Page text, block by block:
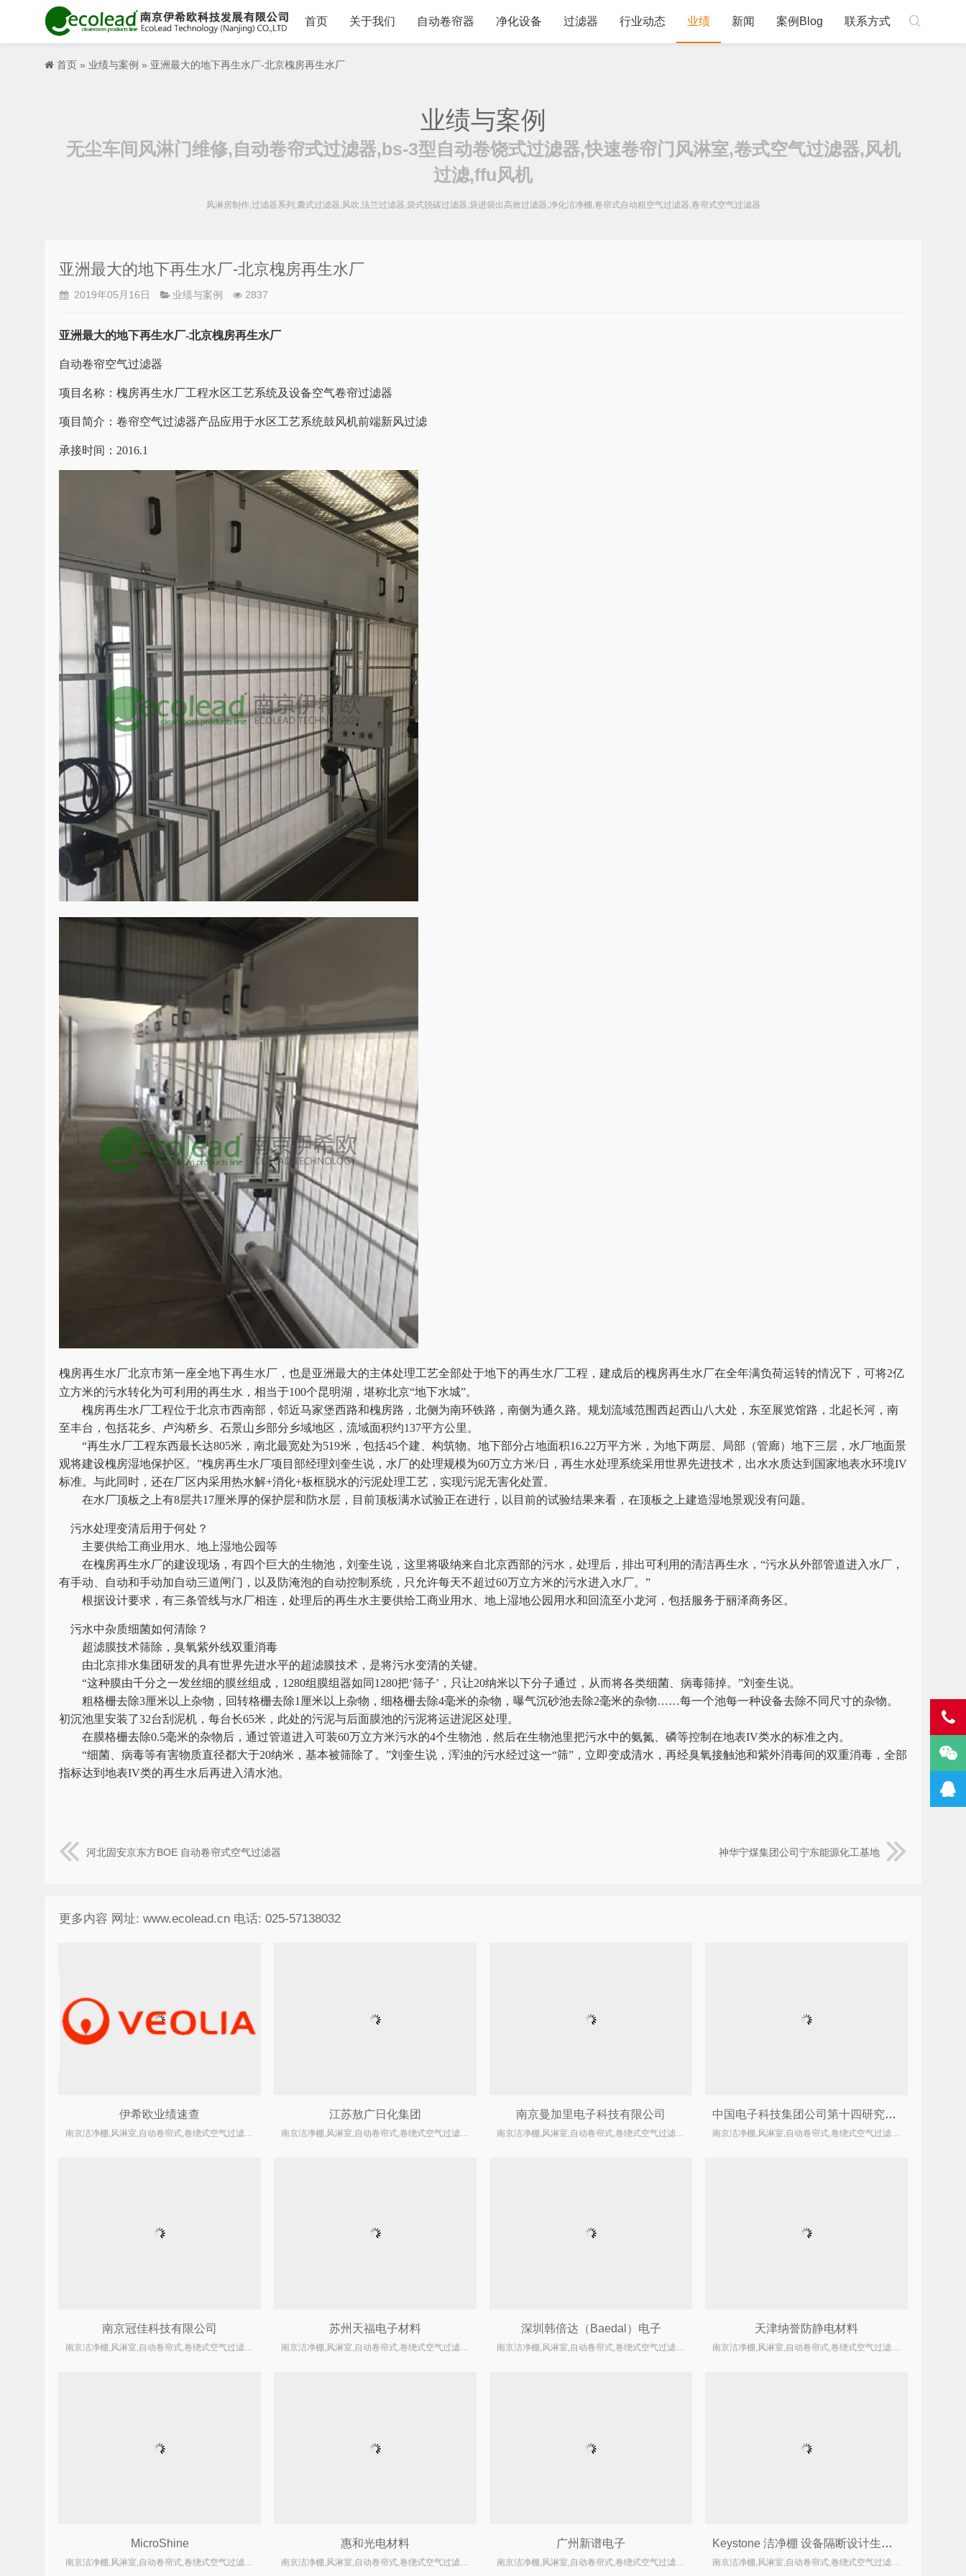

首页 关于我们 自动卷帘器 净化设备 过滤器 行业动态 业绩 新闻 案例Blog 联系方式
首页 » 业绩与案例 » 亚洲最大的地下再生水厂-北京槐房再生水厂
业绩与案例
无尘车间风淋门维修,自动卷帘式过滤器,bs-3型自动卷饶式过滤器,快速卷帘门风淋室,卷式空气过滤器,风机
过滤,ffu风机
风淋房制作,过滤器系列,囊式过滤器,风吹,法兰过滤器,袋式脱碳过滤器,袋进袋出高效过滤器,净化洁净棚,卷帘式自动粗空气过滤器,卷帘式空气过滤器
亚洲最大的地下再生水厂-北京槐房再生水厂
2019年05月16日 业绩与案例 2837
亚洲最大的地下再生水厂-北京槐房再生水厂
自动卷帘空气过滤器
项目名称：槐房再生水厂工程水区工艺系统及设备空气卷帘过滤器
项目简介：卷帘空气过滤器产品应用于水区工艺系统鼓风机前端新风过滤
承接时间：2016.1
槐房再生水厂北京市第一座全地下再生水厂，也是亚洲最大的主体处理工艺全部处于地下的再生水厂工程，建成后的槐房再生水厂在全年满负荷运转的情况下，可将2亿
立方米的污水转化为可利用的再生水，相当于100个昆明湖，堪称北京“地下水城”。
槐房再生水厂工程位于北京市西南部，邻近马家堡西路和槐房路，北侧为南环铁路，南侧为通久路。规划流域范围西起西山八大处，东至展览馆路，北起长河，南
至丰台，包括花乡、卢沟桥乡、石景山乡部分乡域地区，流域面积约137平方公里。
“再生水厂工程东西最长达805米，南北最宽处为519米，包括45个建、构筑物。地下部分占地面积16.22万平方米，为地下两层、局部（管廊）地下三层，水厂地面景
观将建设槐房湿地保护区。”槐房再生水厂项目部经理刘奎生说，水厂的处理规模为60万立方米/日，再生水处理系统采用世界先进技术，出水水质达到国家地表水环境IV
标准。与此同时，还在厂区内采用热水解+消化+板框脱水的污泥处理工艺，实现污泥无害化处置。
在水厂顶板之上有8层共17厘米厚的保护层和防水层，目前顶板满水试验正在进行，以目前的试验结果来看，在顶板之上建造湿地景观没有问题。
污水处理变清后用于何处？
主要供给工商业用水、地上湿地公园等
在槐房再生水厂的建设现场，有四个巨大的生物池，刘奎生说，这里将吸纳来自北京西部的污水，处理后，排出可利用的清洁再生水，“污水从外部管道进入水厂，
有手动、自动和手动加自动三道闸门，以及防淹泡的自动控制系统，只允许每天不超过60万立方米的污水进入水厂。”
根据设计要求，有三条管线与水厂相连，处理后的再生水主要供给工商业用水、地上湿地公园用水和回流至小龙河，包括服务于丽泽商务区。
污水中杂质细菌如何清除？
超滤膜技术筛除，臭氧紫外线双重消毒
由北京排水集团研发的具有世界先进水平的超滤膜技术，是将污水变清的关键。
“这种膜由千分之一发丝细的膜丝组成，1280组膜组器如同1280把‘筛子’，只让20纳米以下分子通过，从而将各类细菌、病毒筛掉。”刘奎生说。
粗格栅去除3厘米以上杂物，回转格栅去除1厘米以上杂物，细格栅去除4毫米的杂物，曝气沉砂池去除2毫米的杂物……每一个池每一种设备去除不同尺寸的杂物。
初沉池里安装了32台刮泥机，每台长65米，此处的污泥与后面膜池的污泥将运进泥区处理。
在膜格栅去除0.5毫米的杂物后，通过管道进入可装60万立方米污水的4个生物池，然后在生物池里把污水中的氨氮、磷等控制在地表IV类水的标准之内。
“细菌、病毒等有害物质直径都大于20纳米，基本被筛除了。”刘奎生说，浑浊的污水经过这一“筛”，立即变成清水，再经臭氧接触池和紫外消毒间的双重消毒，全部
指标达到地表IV类的再生水后再进入清水池。
河北固安京东方BOE 自动卷帘式空气过滤器 神华宁煤集团公司宁东能源化工基地
更多内容 网址: www.ecolead.cn 电话: 025-57138032
伊希欧业绩速查 江苏敖广日化集团 南京曼加里电子科技有限公司 中国电子科技集团公司第十四研究所风淋室，传递窗以及隔墙改造
南京冠佳科技有限公司
南京洁净棚,风淋室,自动卷帘式,卷绕式空气过滤器厂家
苏州天福电子材料
南京洁净棚,风淋室,自动卷帘式,卷绕式空气过滤器厂家
深圳韩倍达（Baedal）电子
南京洁净棚,风淋室,自动卷帘式,卷绕式空气过滤器厂家
天津纳誉防静电材料
南京洁净棚,风淋室,自动卷帘式,卷绕式空气过滤器厂家
MicroShine 惠和光电材料 广州新谱电子 Keystone 洁净棚 设备隔断设计生产安装